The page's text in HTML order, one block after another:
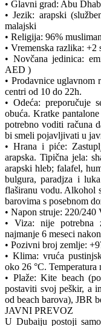
• Glavni grad: Abu
• Jezik: arapski
malajski
• Religija: 96%
• Vremenska razlika: +2
• Novčana jedinica:
AED )
• Prodavnice uglavnom
centri od 10 do 22h.
• Odeća: preporučuje
obuća. Kratke
potrebno voditi računa
bi smeli pojavljivati u
• Hrana i piće:
arapska. Tipična jela:
arapski hleb; falafel,
bulgura, paradjza i
flaširanu vodu. Alkohol
barovima s posebnom
• Napon struje: 220/240
• Viza: nije potrebna
najmanje 6 meseci
• Pozivni broj zemlje:
• Klima: vruća
oko 26 °C. Temperatura
• Plaže: Kite beach
postaviti svoj peškir, a
od beach barova), JBR
JAVNI PREVOZ
U Dubaiju postoji